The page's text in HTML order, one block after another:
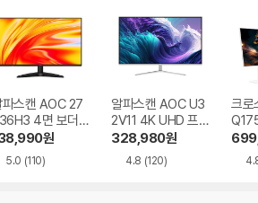
파스캔 AOC 27
4면 보더리
IPS 120 시력보
호 무결점
원
5.0 (110)
알파스캔 AOC U3
2V11 4K UHD 프리
싱크 HDR 시력보호
무결점
328,980원
4.8 (120)
크로
Ai